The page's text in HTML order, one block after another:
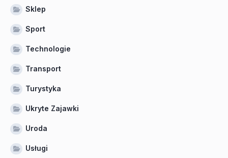
Sklep
Sport
Technologie
Transport
Turystyka
Ukryte Zajawki
Uroda
Usługi